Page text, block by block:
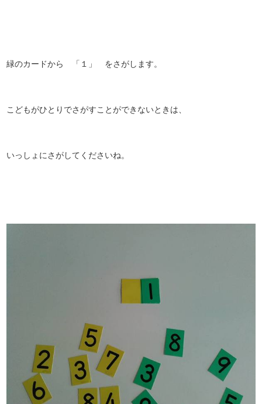
緑のカードから 「１」 をさがします。
こどもがひとりでさがすことができないときは、
いっしょにさがしてくださいね。